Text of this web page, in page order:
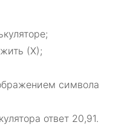
(Х);
символа
ответ 20,91.